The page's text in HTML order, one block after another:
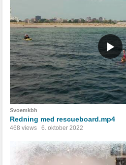
Svoemkbh
Redning med rescueboard.mp4
468 views 6. oktober 2022